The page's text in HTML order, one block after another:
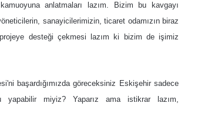
anlatmaları lazım. Bizim bu kavgayı
sanayicilerimizin, ticaret odamızın biraz
desteği çekmesi lazım ki bizim de işimiz
başardığımızda göreceksiniz Eskişehir sadece
miyiz? Yaparız ama istikrar lazım,